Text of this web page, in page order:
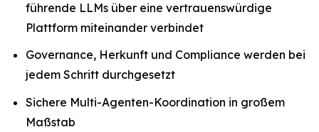
führende LLMs über eine vertrauenswürdige
Plattform miteinander verbindet
Governance, Herkunft und Compliance werden bei
jedem Schritt durchgesetzt
Sichere Multi-Agenten-Koordination in großem
Maßstab